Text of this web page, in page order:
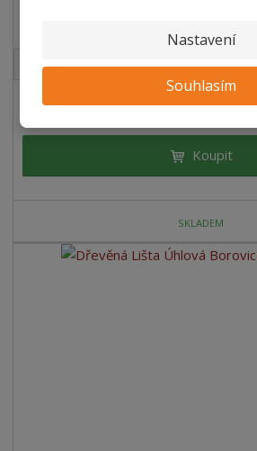
Nastavení
Souhlasím
114,95 Kč/ Ks
Koupit
SKLADEM